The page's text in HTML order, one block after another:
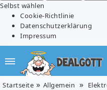
Selbst wählen
Cookie-Richtlinie
Datenschutzerklärung
Impressum
Startseite Allgemein